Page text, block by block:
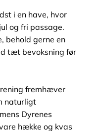
i en have, hvor
og fri passage.
behold gerne en
tæt bevoksning før
fremhæver
naturligt
Dyrenes
hække og kvas